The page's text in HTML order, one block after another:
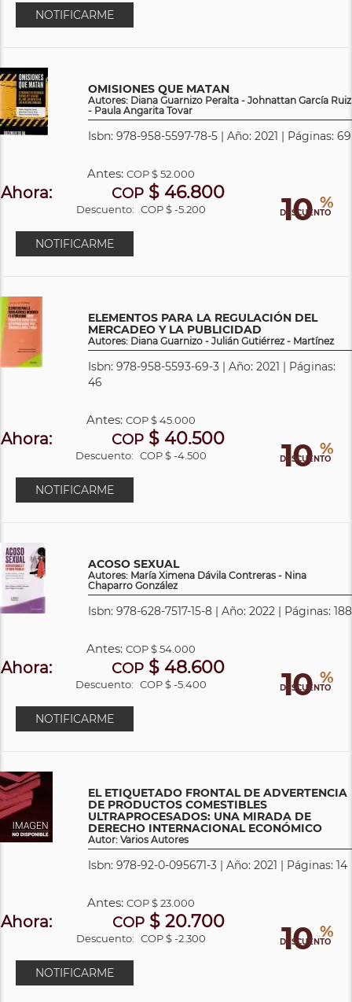
NOTIFICARME
OMISIONES QUE MATAN
Autores: Diana Guarnizo Peralta - Johnattan García Ruiz
- Paula Angarita Tovar
Isbn: 978-958-5597-78-5 | Año: 2021 | Páginas: 69
10 %
DESCUENTO
Antes: COP$ 52.000
Ahora: COP $ 46.800
Descuento: COP $ -5.200
NOTIFICARME
ELEMENTOS PARA LA REGULACIÓN DEL
MERCADEO Y LA PUBLICIDAD
Autores: Diana Guarnizo - Julián Gutiérrez - Martínez
Isbn: 978-958-5593-69-3 | Año: 2021 | Páginas:
46
10 %
DESCUENTO
Antes: COP$ 45.000
Ahora: COP $ 40.500
Descuento: COP $ -4.500
NOTIFICARME
ACOSO SEXUAL
Autores: María Ximena Dávila Contreras - Nina
Chaparro González
Isbn: 978-628-7517-15-8 | Año: 2022 | Páginas: 188
10 %
DESCUENTO
Antes: COP$ 54.000
Ahora: COP $ 48.600
Descuento: COP $ -5.400
NOTIFICARME
EL ETIQUETADO FRONTAL DE ADVERTENCIA
DE PRODUCTOS COMESTIBLES
ULTRAPROCESADOS: UNA MIRADA DE
DERECHO INTERNACIONAL ECONÓMICO
Autor: Varios Autores
Isbn: 978-92-0-095671-3 | Año: 2021 | Páginas: 14
10 %
DESCUENTO
Antes: COP$ 23.000
Ahora: COP$ 20.700
Descuento: COP $ -2.300
NOTIFICARME